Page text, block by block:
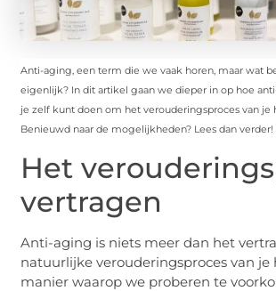
Anti-aging, een term die we vaak horen, maar wat
eigenlijk? In dit artikel gaan we dieper in op hoe
je zelf kunt doen om het verouderingsproces van je
Benieuwd naar de mogelijkheden? Lees dan verder!
Het
vertragen
Anti-aging is niets meer dan het
natuurlijke verouderingsproces van je
manier waarop we proberen te